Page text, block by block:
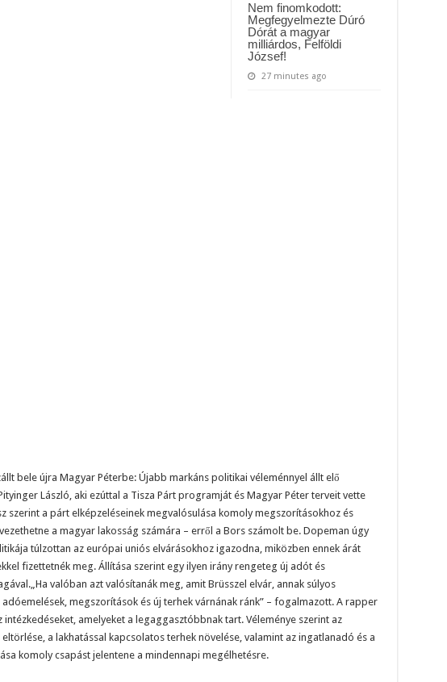
Nem finomkodott:
Megfegyelmezte Dúró
Dórát a magyar
milliárdos, Felföldi
József!
27 minutes ago
bele újra Magyar Péterbe: Újabb markáns politikai véleménnyel állt elő
László, aki ezúttal a Tisza Párt programját és Magyar Péter terveit vette
szerint a párt elképzeléseinek megvalósulása komoly megszorításokhoz és
a magyar lakosság számára – erről a Bors számolt be. Dopeman úgy
túlzottan az európai uniós elvárásokhoz igazodna, miközben ennek árát
fizettetnék meg. Állítása szerint egy ilyen irány rengeteg új adót és
valóban azt valósítanák meg, amit Brüsszel elvár, annak súlyos
adóemelések, megszorítások és új terhek várnának ránk” – fogalmazott. A rapper
intézkedéseket, amelyeket a legaggasztóbbnak tart. Véleménye szerint az
a lakhatással kapcsolatos terhek növelése, valamint az ingatlanadó és a
komoly csapást jelentene a mindennapi megélhetésre.